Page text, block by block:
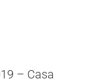
– Casa